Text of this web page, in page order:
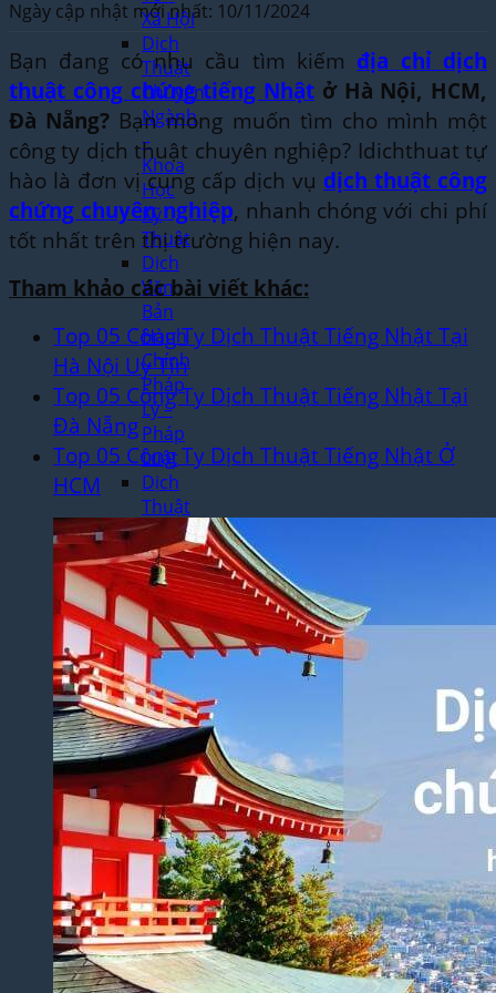
Xã Hội
Dịch
Thuật
Chuyên
Ngành
–
Khoa
Học
Kỹ
Thuật
Dịch
Văn
Bản
Hành
Chính
Pháp
Lý –
Pháp
Luật
Dịch
Thuật
Luận
Văn –
Luận
Án
Dịch
Thuật
Toàn
Bộ
Website
Dịch
Thuật
Bệnh
Án –
Hồ Sơ
Thuốc
Dịch Thuật
Chuyên
Ngành
Dịch
Ngày cập nhật mới nhất: 10/11/2024
Bạn đang có nhu cầu tìm kiếm địa chỉ dịch
thuật công chứng tiếng Nhật ở Hà Nội, HCM,
Đà Nẵng? Bạn mong muốn tìm cho mình một
công ty dịch thuật chuyên nghiệp? Idichthuat tự
hào là đơn vị cung cấp dịch vụ dịch thuật công
chứng chuyên nghiệp, nhanh chóng với chi phí
tốt nhất trên thị trường hiện nay.
Tham khảo các bài viết khác:
Top 05 Công Ty Dịch Thuật Tiếng Nhật Tại
Hà Nội Uy Tín
Top 05 Công Ty Dịch Thuật Tiếng Nhật Tại
Đà Nẵng
Top 05 Công Ty Dịch Thuật Tiếng Nhật Ở
HCM